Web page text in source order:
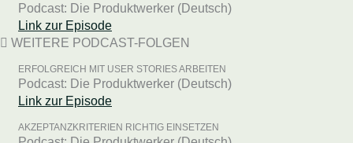
Podcast: Die Produktwerker (Deutsch)
Link zur Episode
WEITERE PODCAST-FOLGEN
ERFOLGREICH MIT USER STORIES ARBEITEN
Podcast: Die Produktwerker (Deutsch)
Link zur Episode
AKZEPTANZKRITERIEN RICHTIG EINSETZEN